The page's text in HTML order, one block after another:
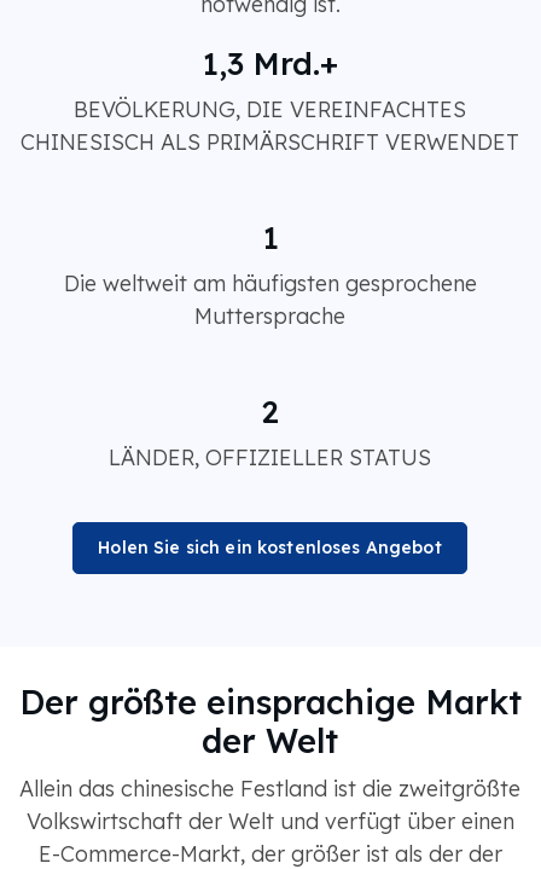
1,3 Mrd.+
BEVÖLKERUNG, DIE VEREINFACHTES
CHINESISCH ALS PRIMÄRSCHRIFT VERWENDET
1
Die weltweit am häufigsten gesprochene
Muttersprache
2
LÄNDER, OFFIZIELLER STATUS
Holen Sie sich ein kostenloses Angebot
Der größte einsprachige Markt
der Welt
Allein das chinesische Festland ist die zweitgrößte
Volkswirtschaft der Welt und verfügt über einen
E-Commerce-Markt, der größer ist als der der